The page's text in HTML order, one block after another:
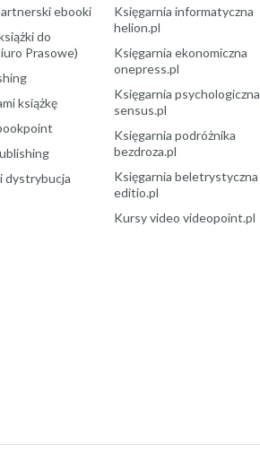
ebooki
do
Prasowe)
książkę
dystrybucja
Księgarnia informatyczna
helion.pl
Księgarnia ekonomiczna
onepress.pl
Księgarnia psychologiczna
sensus.pl
Księgarnia podróżnika
bezdroza.pl
Księgarnia beletrystyczna
editio.pl
Kursy video videopoint.pl